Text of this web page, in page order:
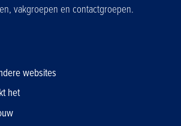
vakgroepen en contactgroepen.
websites
het